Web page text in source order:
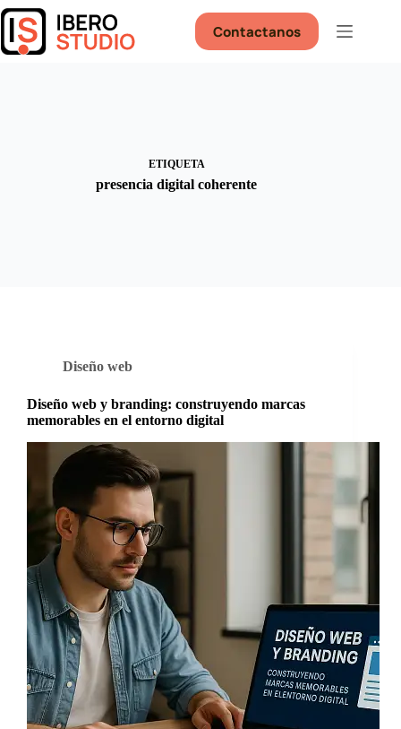
Saltar
al
contenido
Contactanos
ETIQUETA
presencia digital coherente
Diseño web
Diseño web y branding: construyendo marcas
memorables en el entorno digital